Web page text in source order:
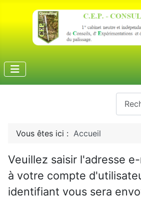
Vous êtes ici : Accueil
Veuillez saisir l'adresse
à votre compte
identifiant vous sera